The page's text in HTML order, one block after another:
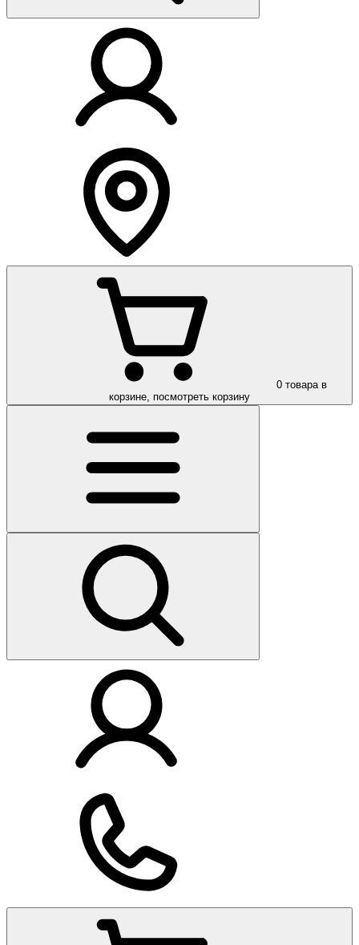
0 товара в
корзине, посмотреть корзину